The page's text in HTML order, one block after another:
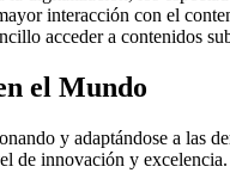
interacción con el
acceder a contenidos
el Mundo
y adaptándose a las
de innovación y excelencia.